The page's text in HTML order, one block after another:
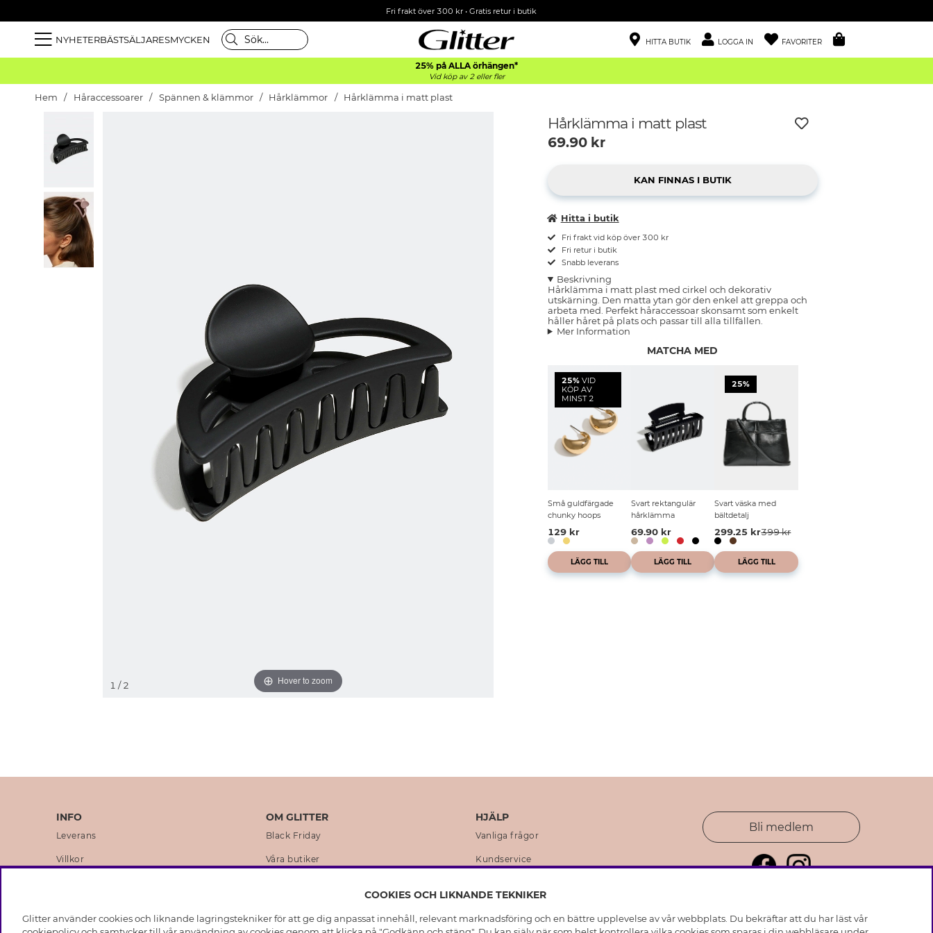
Fri frakt över 300 kr• Gratis retur i butik
NYHETERBÄSTSÄLJARESMYCKEN HITTA BUTIK LOGGA IN FAVORITER
25% på ALLA örhängen*
Vid köp av 2 eller fler
Hem Håraccessoarer Spännen & klämmor Hårklämmor Hårklämma i matt plast
Hover to zoom
1 / 2
Hårklämma i matt plast
69.90kr
Hitta i butik
Fri frakt vid köp över 300 kr
Fri retur i butik
Snabb leverans
Beskrivning
Hårklämma i matt plast med cirkel och dekorativ
utskärning. Den matta ytan gör den enkel att greppa och
arbeta med. Perfekt håraccessoar skonsamt som enkelt
håller håret på plats och passar till alla tillfällen.
Mer Information
MATCHA MED
25%VID
KÖP AV
MINST 2
Små guldfärgade
chunky hoops
129 kr
LÄGG TILL
Svart rektangulär
hårklämma
69.90 kr
LÄGG TILL
25%
Svart väska med
bältdetalj
299.25 kr399 kr
LÄGG TILL
INFO
Leverans
Villkor
Medlemsvillkor
OM GLITTER
Black Friday
Våra butiker
Hållbarhet
HJÄLP
Vanliga frågor
Kundservice
Skötselråd skinnhandskar
Bli medlem
COOKIES OCH LIKNANDE TEKNIKER
Glitter använder cookies och liknande lagringstekniker för att ge dig anpassat innehåll, relevant marknadsföring och en bättre upplevelse av vår webbplats. Du bekräftar att du har läst vår